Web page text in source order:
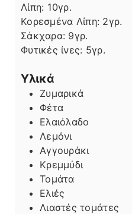
Λίπη
Λίπη: 10γρ.
Κορεσμένα Λίπη: 2γρ.
Σάκχαρα: 9γρ.
Φυτικές ίνες: 5γρ.
Υλικά
Ζυμαρικά
Φέτα
Ελαιόλαδο
Λεμόνι
Αγγουράκι
Κρεμμύδι
Τομάτα
Ελιές
Λιαστές τομάτες